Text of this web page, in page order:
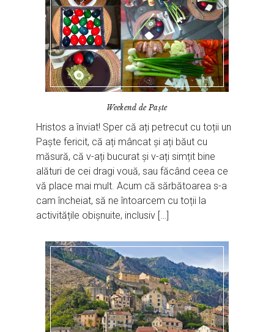
Weekend de Paște
Hristos a înviat! Sper că ați petrecut cu toții un
Paște fericit, că ați mâncat și ați băut cu
măsură, că v-ați bucurat și v-ați simțit bine
alături de cei dragi vouă, sau făcând ceea ce
vă place mai mult. Acum că sărbătoarea s-a
cam încheiat, să ne întoarcem cu toții la
activitățile obișnuite, inclusiv […]